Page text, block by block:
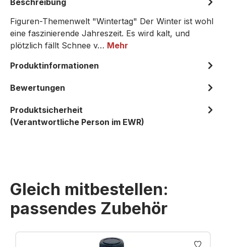
Beschreibung
Figuren-Themenwelt "Wintertag" Der Winter ist wohl
eine faszinierende Jahreszeit. Es wird kalt, und
plötzlich fällt Schnee v… Mehr
Produktinformationen
Bewertungen
Produktsicherheit
(Verantwortliche Person im EWR)
Gleich mitbestellen:
passendes Zubehör
Produktgalerie überspringen